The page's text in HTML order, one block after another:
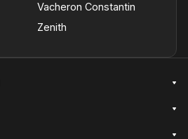
Vacheron Constantin
Zenith